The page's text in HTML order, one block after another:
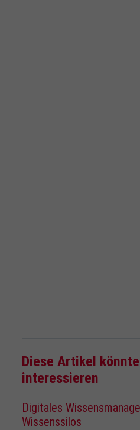
Diese Artikel
interessieren
Digitales
Wissenssilos